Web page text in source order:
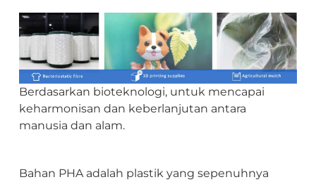
Berdasarkan bioteknologi, untuk mencapai
keharmonisan dan keberlanjutan antara
manusia dan alam.
Bahan PHA adalah plastik yang sepenuhnya